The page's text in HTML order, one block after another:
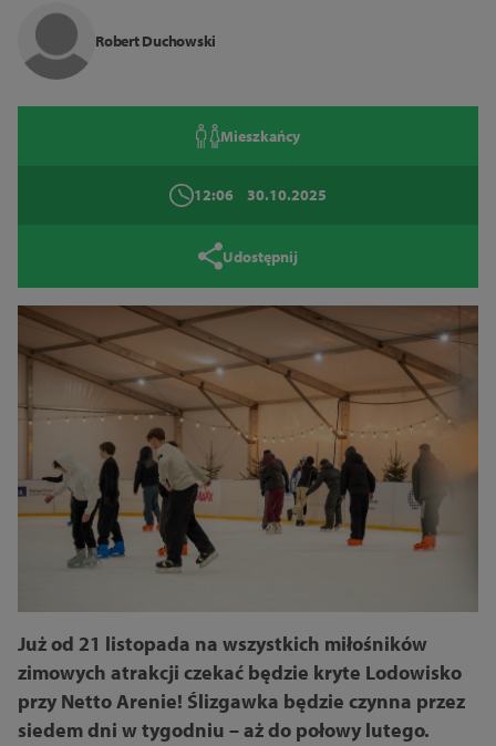
Robert Duchowski
Mieszkańcy
12:06 30.10.2025
Udostępnij
Już od 21 listopada na wszystkich miłośników
zimowych atrakcji czekać będzie kryte Lodowisko
przy Netto Arenie! Ślizgawka będzie czynna przez
siedem dni w tygodniu – aż do połowy lutego.